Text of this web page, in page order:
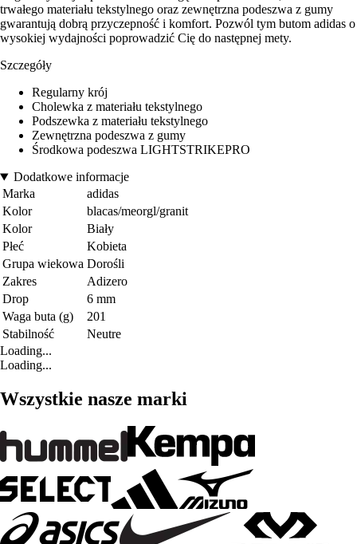
trwałego materiału tekstylnego oraz zewnętrzna podeszwa z gumy
gwarantują dobrą przyczepność i komfort. Pozwól tym butom adidas o
wysokiej wydajności poprowadzić Cię do następnej mety.
Szczegóły
Regularny krój
Cholewka z materiału tekstylnego
Podszewka z materiału tekstylnego
Zewnętrzna podeszwa z gumy
Środkowa podeszwa LIGHTSTRIKEPRO
Dodatkowe informacje
Marka
adidas
Kolor
blacas/meorgl/granit
Kolor
Biały
Płeć
Kobieta
Grupa wiekowa Dorośli
Zakres
Adizero
Drop
6 mm
Waga buta (g)
201
Stabilność
Neutre
Loading...
Loading...
Wszystkie nasze marki